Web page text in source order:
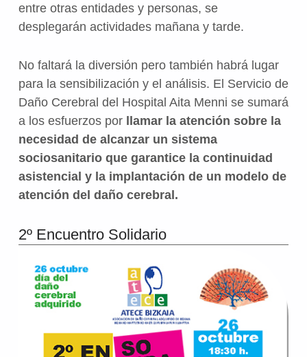
entre otras entidades y personas, se
desplegarán actividades mañana y tarde.
No faltará la diversión pero también habrá lugar
para la sensibilización y el análisis. El Servicio de
Daño Cerebral del Hospital Aita Menni se sumará
a los esfuerzos por llamar la atención sobre la
necesidad de alcanzar un sistema
sociosanitario que garantice la continuidad
asistencial y la implantación de un modelo de
atención del daño cerebral.
2º Encuentro Solidario